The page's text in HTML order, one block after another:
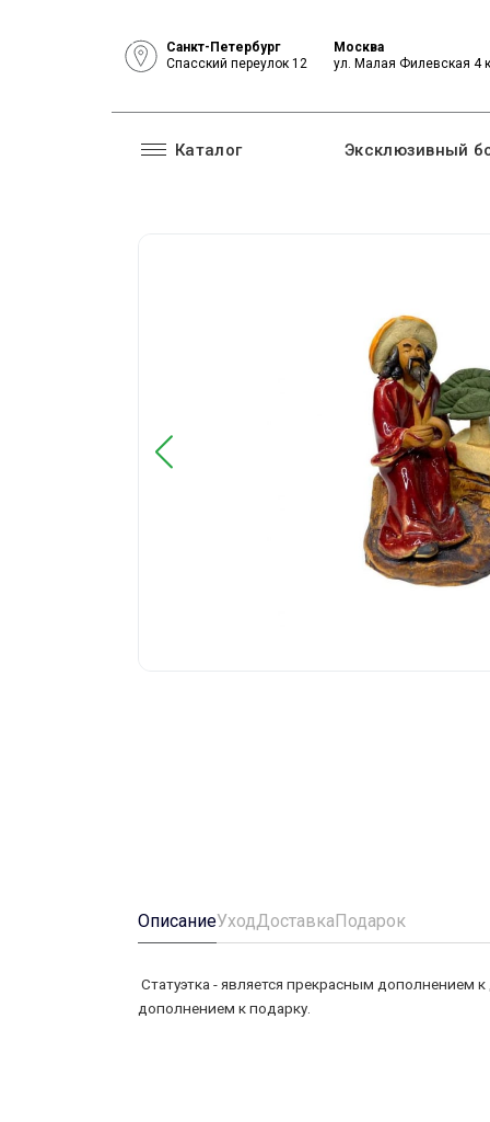
Санкт-Петербург
Спасский переулок 12
Москва
ул. Малая Филевская 4
Каталог Эксклюзивный
ОписаниеУходДоставкаПодарок
Статуэтка - является прекрасным дополнением
дополнением к подарку.